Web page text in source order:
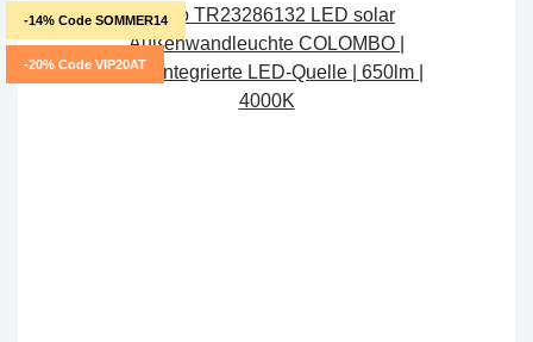
-14% Code SOMMER14
-20% Code VIP20AT